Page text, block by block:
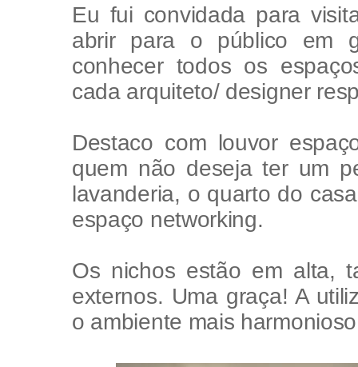
Eu fui convidada para
abrir para o público em
conhecer todos os
cada arquiteto/ designer
Destaco com louvor
quem não deseja ter um
lavanderia, o quarto do
espaço networking.
Os nichos estão em alta,
externos. Uma graça! A
o ambiente mais